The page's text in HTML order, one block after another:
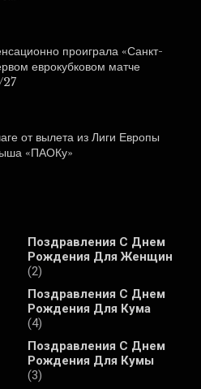
проиграла «Санкт-
еврокубковом матче
27
от вылета из Лиги Европы
«ПАОКу»
Поздравления С Днем
Рождения Для Женщин
(2)
Поздравления С Днем
Рождения Для Кума
(4)
Поздравления С Днем
Рождения Для Кумы
(3)